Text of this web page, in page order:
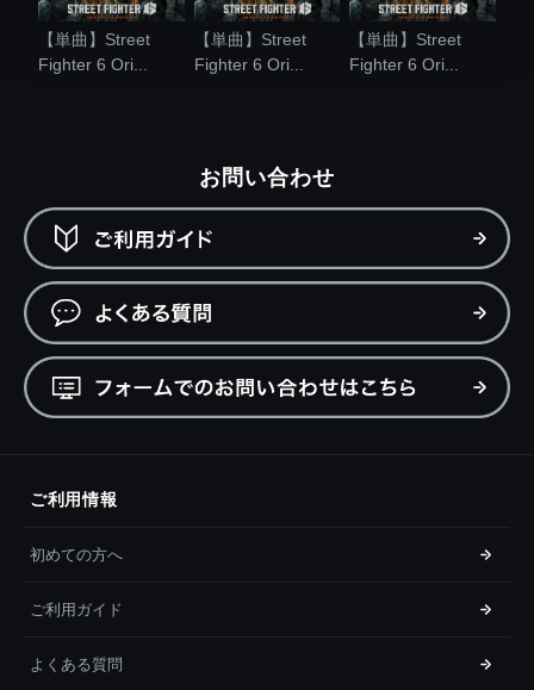
【単曲】Street
Fighter 6 Ori...
【単曲】Street
Fighter 6 Ori...
【単曲】Street
Fighter 6 Ori...
お問い合わせ
ご利用情報
初めての方へ
ご利用ガイド
よくある質問